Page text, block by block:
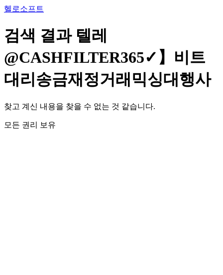
콘
츠
로
너
기
헬로소프트
검색 결과 텔레
@CASHFILTER365✓】비트
대리송금재정거래믹싱대행사
찾고 계신 내용을 찾을 수 없는 것 같습니다.
모든 권리 보유